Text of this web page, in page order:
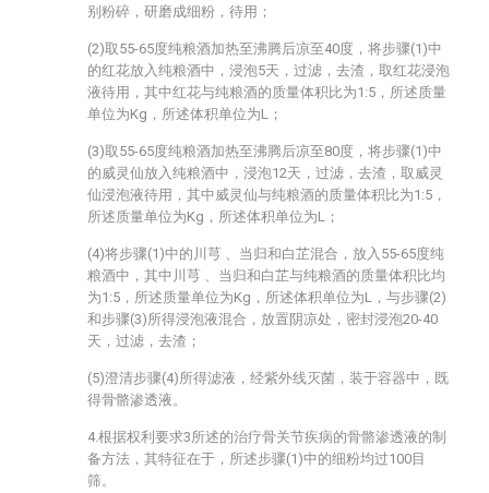
别粉碎，研磨成细粉，待用；
(2)取55-65度纯粮酒加热至沸腾后凉至40度，将步骤(1)中
的红花放入纯粮酒中，浸泡5天，过滤，去渣，取红花浸泡
液待用，其中红花与纯粮酒的质量体积比为1:5，所述质量
单位为Kg，所述体积单位为L；
(3)取55-65度纯粮酒加热至沸腾后凉至80度，将步骤(1)中
的威灵仙放入纯粮酒中，浸泡12天，过滤，去渣，取威灵
仙浸泡液待用，其中威灵仙与纯粮酒的质量体积比为1:5，
所述质量单位为Kg，所述体积单位为L；
(4)将步骤(1)中的川芎 、当归和白芷混合，放入55-65度纯
粮酒中，其中川芎 、当归和白芷与纯粮酒的质量体积比均
为1:5，所述质量单位为Kg，所述体积单位为L，与步骤(2)
和步骤(3)所得浸泡液混合，放置阴凉处，密封浸泡20-40
天，过滤，去渣；
(5)澄清步骤(4)所得滤液，经紫外线灭菌，装于容器中，既
得骨骼渗透液。
4.根据权利要求3所述的治疗骨关节疾病的骨骼渗透液的制
备方法，其特征在于，所述步骤(1)中的细粉均过100目
筛。